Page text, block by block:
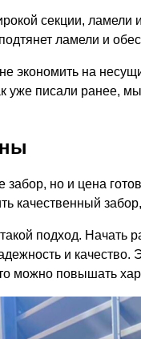
секции, ламели
ламели и
экономить на
уже писали ранее,
забор, но и цена
качественный
подход. Начать
и качество.
можно повышать